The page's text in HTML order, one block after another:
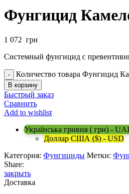
Фунгицид
1 072 грн
Системный фунгицид с
Количество товара Фунгицид
В корзину
Быстрый заказ
Сравнить
Add to wishlist
Українська гривня ( грн) -
Доллар США ($) - USD
Категория: Фунгициды Метки:
Share:
закрыть
Доставка